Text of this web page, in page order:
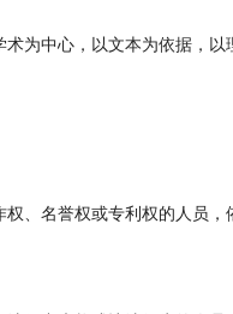
术为中心，以文本为依据，
权、名誉权或专利权的人员